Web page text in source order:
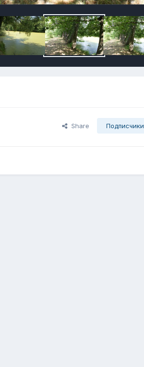
Share Подписчики